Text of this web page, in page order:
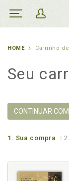
HOME Carrinho
Seu
CONTINUAR
1. Sua compra 2.